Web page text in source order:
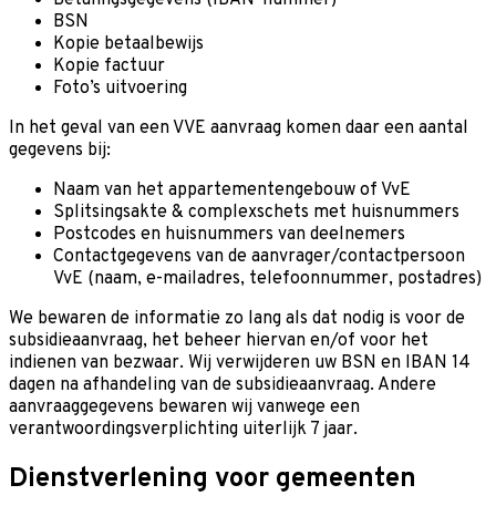
BSN
Kopie betaalbewijs
Kopie factuur
Foto’s uitvoering
In het geval van een VVE aanvraag komen daar een aantal
gegevens bij:
Naam van het appartementengebouw of VvE
Splitsingsakte & complexschets met huisnummers
Postcodes en huisnummers van deelnemers
Contactgegevens van de aanvrager/contactpersoon
VvE (naam, e-mailadres, telefoonnummer, postadres)
We bewaren de informatie zo lang als dat nodig is voor de
subsidieaanvraag, het beheer hiervan en/of voor het
indienen van bezwaar. Wij verwijderen uw BSN en IBAN 14
dagen na afhandeling van de subsidieaanvraag. Andere
aanvraaggegevens bewaren wij vanwege een
verantwoordingsverplichting uiterlijk 7 jaar.
Dienstverlening voor gemeenten